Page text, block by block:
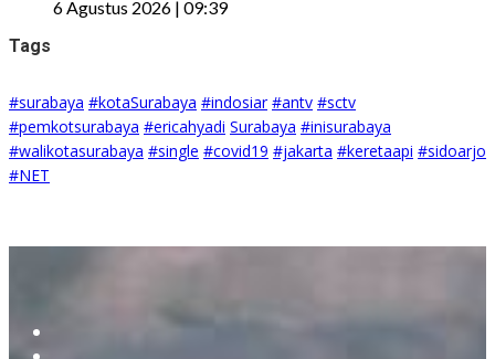
6 Agustus 2026 | 09:39
Tags
#surabaya #kotaSurabaya #indosiar #antv #sctv
#pemkotsurabaya #ericahyadi Surabaya #inisurabaya
#walikotasurabaya #single #covid19 #jakarta #keretaapi #sidoarjo
#NET